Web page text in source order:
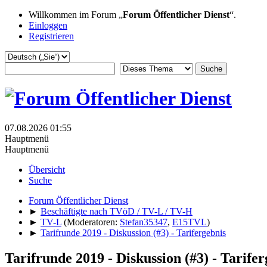
Willkommen im Forum „Forum Öffentlicher Dienst“.
Einloggen
Registrieren
07.08.2026 01:55
Hauptmenü
Hauptmenü
Übersicht
Suche
Forum Öffentlicher Dienst
► Beschäftigte nach TVöD / TV-L / TV-H
► TV-L (Moderatoren: Stefan35347, E15TVL)
► Tarifrunde 2019 - Diskussion (#3) - Tarifergebnis
Tarifrunde 2019 - Diskussion (#3) -